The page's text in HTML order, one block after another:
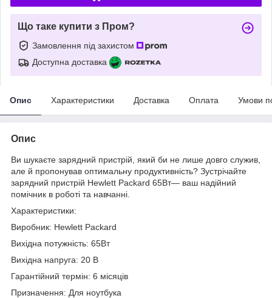
Що таке купити з Пром?
Замовлення під захистом
Доступна доставка
Опис Характеристики Доставка Оплата Умови
Опис
Ви шукаєте зарядний пристрій, який би не лише довго служив,
але й пропонував оптимальну продуктивність? Зустрічайте
зарядний пристрій Hewlett Packard 65Вт— ваш надійний
помічник в роботі та навчанні.
Характеристики:
Виробник: Hewlett Packard
Вихідна потужність: 65Вт
Вихідна напруга: 20 В
Гарантійний термін: 6 місяців
Призначення: Для ноутбука